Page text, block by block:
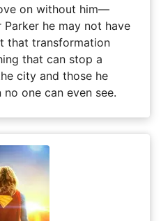
on without him—
Parker he may not have
that transformation
that can stop a
city and those he
one can even see.